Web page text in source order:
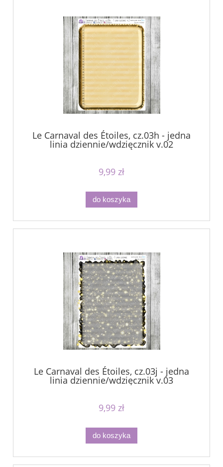
Le Carnaval des Étoiles, cz.03h - jedna
linia dziennie/wdzięcznik v.02
9,99 zł
do koszyka
Le Carnaval des Étoiles, cz.03j - jedna
linia dziennie/wdzięcznik v.03
9,99 zł
do koszyka